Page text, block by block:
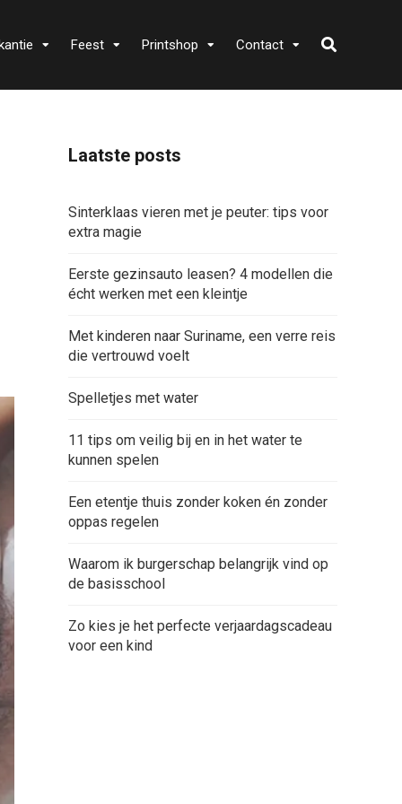
Feest Printshop Contact
Laatste posts
Sinterklaas vieren met je peuter: tips voor
extra magie
Eerste gezinsauto leasen? 4 modellen die
écht werken met een kleintje
Met kinderen naar Suriname, een verre reis
die vertrouwd voelt
Spelletjes met water
11 tips om veilig bij en in het water te
kunnen spelen
Een etentje thuis zonder koken én zonder
oppas regelen
Waarom ik burgerschap belangrijk vind op
de basisschool
Zo kies je het perfecte verjaardagscadeau
voor een kind